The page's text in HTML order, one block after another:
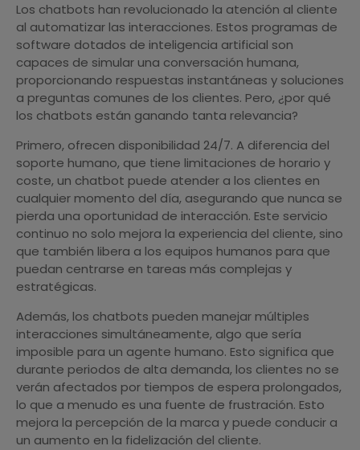
Los chatbots han revolucionado la atención al cliente
al automatizar las interacciones. Estos programas de
software dotados de inteligencia artificial son
capaces de simular una conversación humana,
proporcionando respuestas instantáneas y soluciones
a preguntas comunes de los clientes. Pero, ¿por qué
los chatbots están ganando tanta relevancia?
Primero, ofrecen disponibilidad 24/7. A diferencia del
soporte humano, que tiene limitaciones de horario y
coste, un chatbot puede atender a los clientes en
cualquier momento del día, asegurando que nunca se
pierda una oportunidad de interacción. Este servicio
continuo no solo mejora la experiencia del cliente, sino
que también libera a los equipos humanos para que
puedan centrarse en tareas más complejas y
estratégicas.
Además, los chatbots pueden manejar múltiples
interacciones simultáneamente, algo que sería
imposible para un agente humano. Esto significa que
durante periodos de alta demanda, los clientes no se
verán afectados por tiempos de espera prolongados,
lo que a menudo es una fuente de frustración. Esto
mejora la percepción de la marca y puede conducir a
un aumento en la fidelización del cliente.